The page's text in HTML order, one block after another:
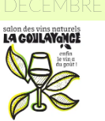
DÉCEMBRE